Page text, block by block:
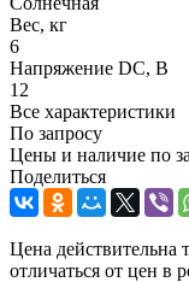
Вес, кг
6
Напряжение DC, В
12
Все характеристики
По запросу
Цены и наличие по
Поделиться
Цена действительна
отличаться от цен в